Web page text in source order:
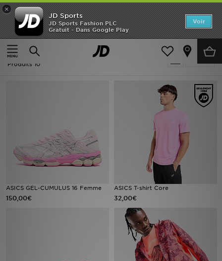
×
JD Sports
JD Sports Fashion PLC
Gratuit - Dans Google Play
Voir
Accueil
Rose ASICS
Rose ASICS
Produits 10
ASICS GEL-CUMULUS 16 Femme
150,00€
ASICS T-shirt Core
32,00€
Accueil
Nouveautés
Homme
Marques
Sports